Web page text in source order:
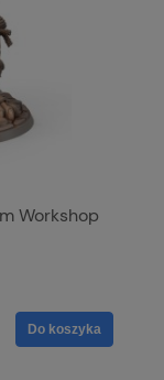
Workshop
Do koszyka